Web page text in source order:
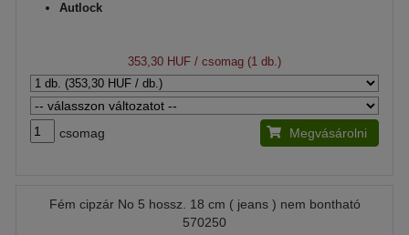
Autlock
353,30 HUF / csomag (1 db.)
csomag Megvásárolni
Fém cipzár No 5 hossz. 18 cm ( jeans ) nem bontható
570250